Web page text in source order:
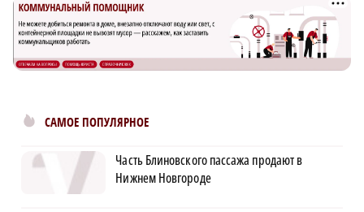
САМОЕ ПОПУЛЯРНОЕ
Часть Блиновского пассажа продают в
Нижнем Новгороде